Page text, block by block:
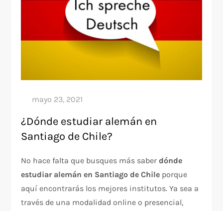
¿Dónde estudiar alemán en
Santiago de Chile?
No hace falta que busques más saberdónde
estudiar alemán en Santiago de Chile porque
aquí encontrarás los mejores institutos. Ya sea a
través de una modalidad online o presencial,